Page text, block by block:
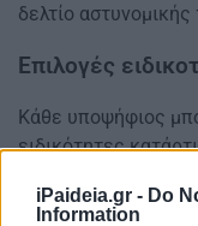
iPaideia.gr - Do
Information
δελτίο
Επιλογές
Κάθε υποψήφιος
ειδικότητες
προτίμησης. Οι
των 46